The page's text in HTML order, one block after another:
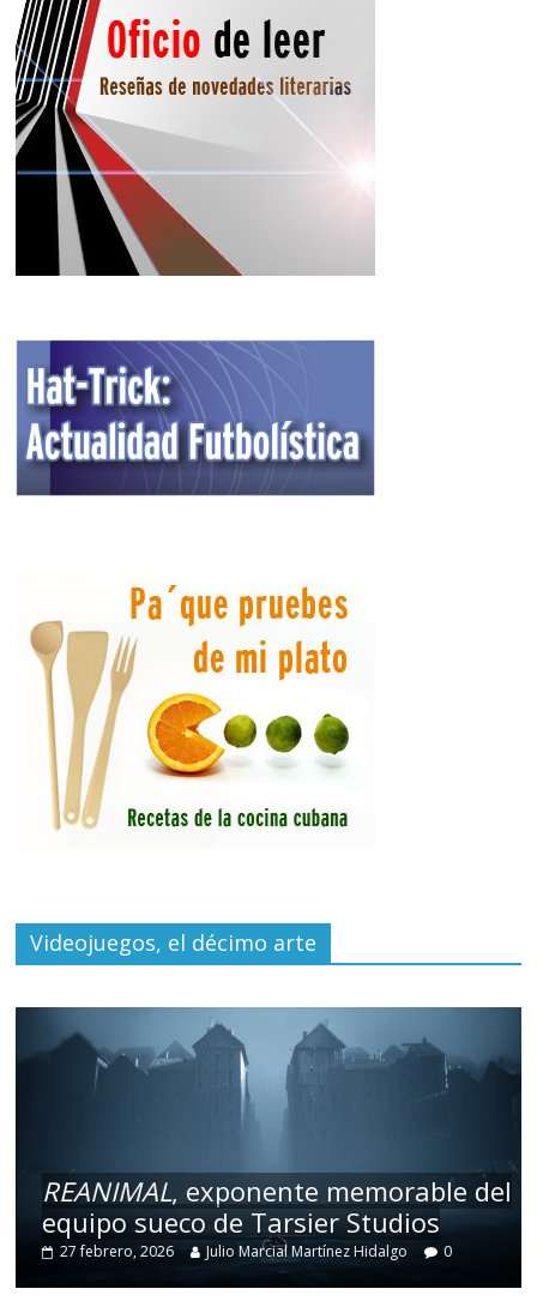
Videojuegos, el décimo arte
REANIMAL, exponente memorable del
equipo sueco de Tarsier Studios
27 febrero, 2026 Julio Marcial Martínez Hidalgo 0